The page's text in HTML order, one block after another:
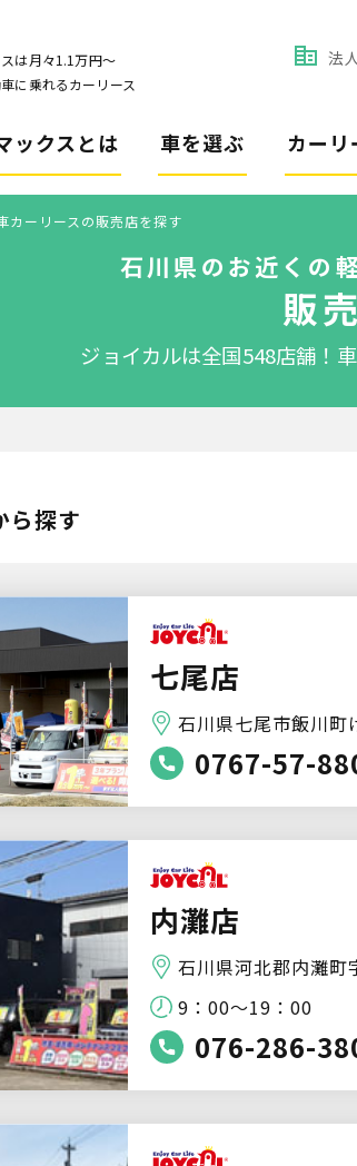
は月々1.1万円〜
に乗れるカーリース
法
ックスとは 車を選ぶ カーリ
カーリースの販売店を探す
石川県のお近くの
販
ジョイカルは全国548店舗！
ら探す
七尾店
石川県七尾市飯川町
0767-57-
内灘店
石川県河北郡内灘町
9：00～19：00
076-286-